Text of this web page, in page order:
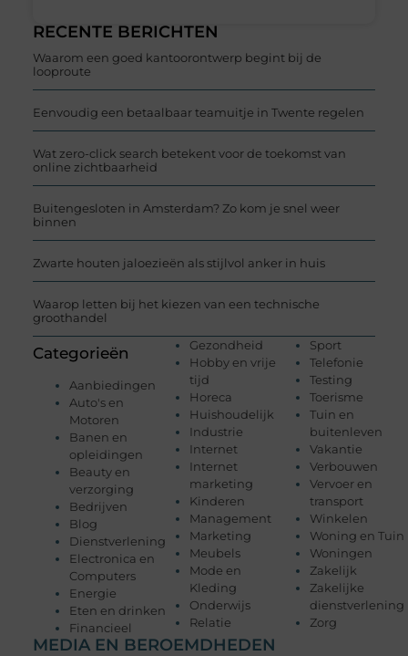
RECENTE BERICHTEN
Waarom een goed kantoorontwerp begint bij de
looproute
Eenvoudig een betaalbaar teamuitje in Twente regelen
Wat zero-click search betekent voor de toekomst van
online zichtbaarheid
Buitengesloten in Amsterdam? Zo kom je snel weer
binnen
Zwarte houten jaloezieën als stijlvol anker in huis
Waarop letten bij het kiezen van een technische
groothandel
Categorieën
Aanbiedingen
Auto's en
Motoren
Banen en
opleidingen
Beauty en
verzorging
Bedrijven
Blog
Dienstverlening
Electronica en
Computers
Energie
Eten en drinken
Financieel
Gezondheid
Hobby en vrije
tijd
Horeca
Huishoudelijk
Industrie
Internet
Internet
marketing
Kinderen
Management
Marketing
Meubels
Mode en
Kleding
Onderwijs
Relatie
Sport
Telefonie
Testing
Toerisme
Tuin en
buitenleven
Vakantie
Verbouwen
Vervoer en
transport
Winkelen
Woning en Tuin
Woningen
Zakelijk
Zakelijke
dienstverlening
Zorg
MEDIA EN BEROEMDHEDEN